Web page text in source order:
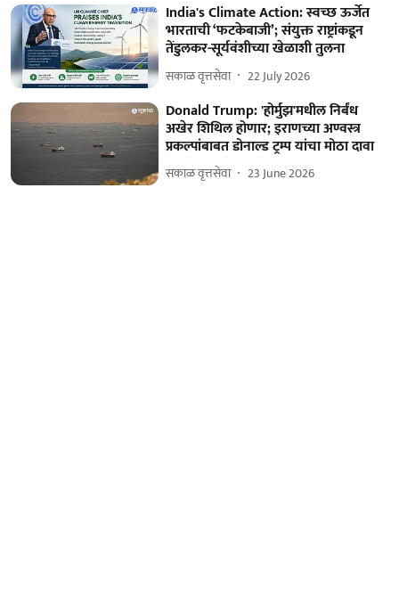
India's Climate Action: स्वच्छ ऊर्जेत
भारताची ‘फटकेबाजी’; संयुक्त राष्ट्रांकडून
तेंडुलकर-सूर्यवंशीच्या खेळाशी तुलना
सकाळ वृत्तसेवा 22 July 2026
Donald Trump: 'होर्मुझ'मधील निर्बंध
अखेर शिथिल होणार; इराणच्या अण्वस्त्र
प्रकल्पांबाबत डोनाल्ड ट्रम्प यांचा मोठा दावा
सकाळ वृत्तसेवा 23 June 2026